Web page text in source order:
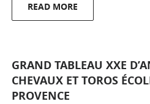
READ MORE
GRAND TABLEAU XXE
CHEVAUX ET TOROS
PROVENCE